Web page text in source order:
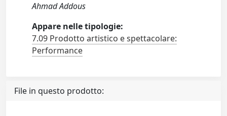
Ahmad Addous
Appare nelle tipologie:
7.09 Prodotto artistico e spettacolare:
Performance
File in questo prodotto: